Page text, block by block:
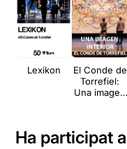
Lexikon
El Conde de
Torrefiel:
Una imagen
Ha participat a